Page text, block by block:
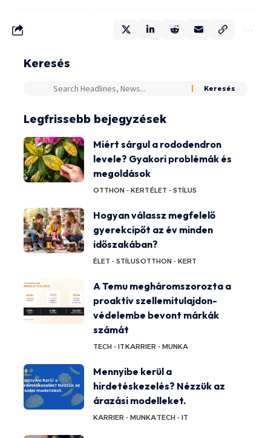
Keresés
Legfrissebb bejegyzések
Miért sárgul a rododendron
levele? Gyakori problémák és
megoldások
OTTHON - KERTÉLET - STÍLUS
Hogyan válassz megfelelő
gyerekcipőt az év minden
időszakában?
ÉLET - STÍLUSOTTHON - KERT
A Temu megháromszorozta a
proaktív szellemitulajdon-
védelembe bevont márkák
számát
TECH - ITKARRIER - MUNKA
Mennyibe kerül a
hirdetéskezelés? Nézzük az
árazási modelleket.
KARRIER - MUNKATECH - IT